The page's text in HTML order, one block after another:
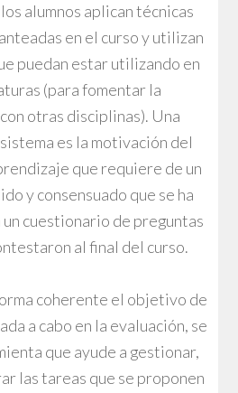
alumnos aplican técnicas
en el curso y utilizan
puedan estar utilizando en
(para fomentar la
otras disciplinas). Una
es la motivación del
que requiere de un
y consensuado que se ha
cuestionario de preguntas
al final del curso.
coherente el objetivo de
a cabo en la evaluación, se
que ayude a gestionar,
las tareas que se proponen